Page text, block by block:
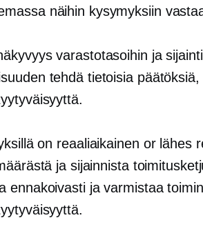
näihin kysymyksiin
varastotasoihin ja
tehdä tietoisia
on reaaliaikainen or lähes
ja sijainnista
ennakoivasti ja varmistaa